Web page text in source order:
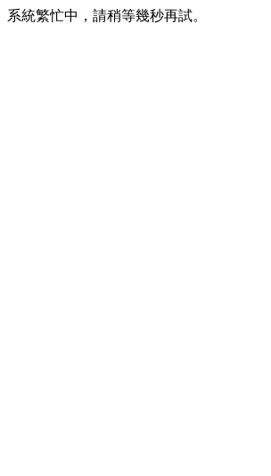
系統繁忙中，請稍等幾秒再試。